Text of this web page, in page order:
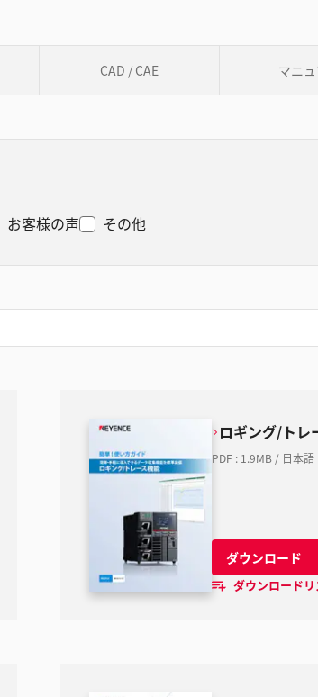
CAD / CAE マニ
お客様の声 その他
ロギング/トレ
PDF : 1.9MB / 日本語
ダウンロード
ダウンロード